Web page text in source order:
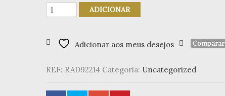
Quantidade
de
Ligth
Vidro
ADICIONAR
Adicionar aos meus desejos Comparar
REF: RAD92214 Categoria: Uncategorized